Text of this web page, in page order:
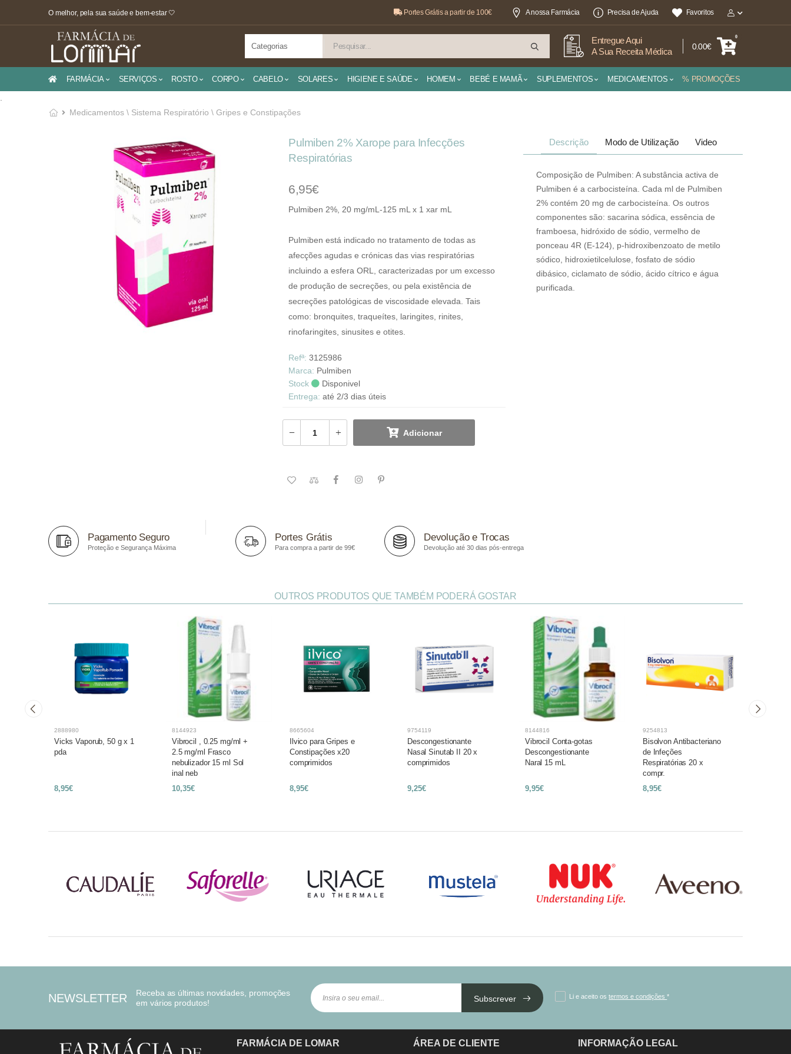
O melhor, pela sua saúde e bem-estar 🤍 Portes Grátis a partir de 100€ A nossa Farmácia Precisa de Ajuda Favoritos
Entregue Aqui
A Sua Receita Médica
0.00€
0
FARMÁCIA SERVIÇOS ROSTO CORPO CABELO SOLARES HIGIENE E SAÚDE HOMEM BEBÉ E MAMÃ SUPLEMENTOS MEDICAMENTOS % PROMOÇÕES
Medicamentos \ Sistema Respiratório \ Gripes e Constipações
Descrição Modo de Utilização Video
Composição de Pulmiben: A substância activa de
Pulmiben é a carbocisteína. Cada ml de Pulmiben
2% contém 20 mg de carbocisteína. Os outros
componentes são: sacarina sódica, essência de
framboesa, hidróxido de sódio, vermelho de
ponceau 4R (E-124), p-hidroxibenzoato de metilo
sódico, hidroxietilcelulose, fosfato de sódio
dibásico, ciclamato de sódio, ácido cítrico e água
purificada.
Pulmiben 2% Xarope para Infecções
Respiratórias
6,95€
Pulmiben 2%, 20 mg/mL-125 mL x 1 xar mL
Pulmiben está indicado no tratamento de todas as
afecções agudas e crónicas das vias respiratórias
incluindo a esfera ORL, caracterizadas por um excesso
de produção de secreções, ou pela existência de
secreções patológicas de viscosidade elevada. Tais
como: bronquites, traqueítes, laringites, rinites,
rinofaringites, sinusites e otites.
Refª:3125986
Marca: Pulmiben
Stock
Disponivel
Entrega: até 2/3 dias úteis
Adicionar
Pagamento Seguro
Proteção e Segurança Máxima
Portes Grátis
Para compra a partir de 99€
Devolução e Trocas
Devolução até 30 dias pós-entrega
OUTROS PRODUTOS QUE TAMBÉM PODERÁ GOSTAR
2888980
Vicks Vaporub, 50 g x 1
pda
8,95€
8144923
Vibrocil , 0.25 mg/ml +
2.5 mg/ml Frasco
nebulizador 15 ml Sol
inal neb
10,35€
8665604
Ilvico para Gripes e
Constipações x20
comprimidos
8,95€
9754119
Descongestionante
Nasal Sinutab II 20 x
comprimidos
9,25€
8144816
Vibrocil Conta-gotas
Descongestionante
Naral 15 mL
9,95€
9254813
Bisolvon Antibacteriano
de Infeções
Respiratórias 20 x
compr.
8,95€
NEWSLETTER
Receba as últimas novidades, promoções
em vários produtos!
Subscrever Li e aceito ostermos e condições*
FARMÁCIA DE LOMAR ÁREA DE CLIENTE INFORMAÇÃO LEGAL